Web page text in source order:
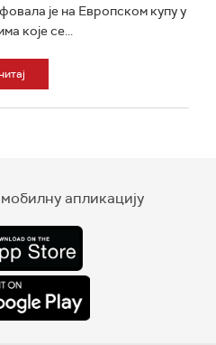
је на Европском купу у
које се...
апликацију